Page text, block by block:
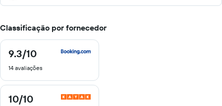
Classificação por fornecedor
9.3/10
9.3
10
14 avaliações
10/10
10